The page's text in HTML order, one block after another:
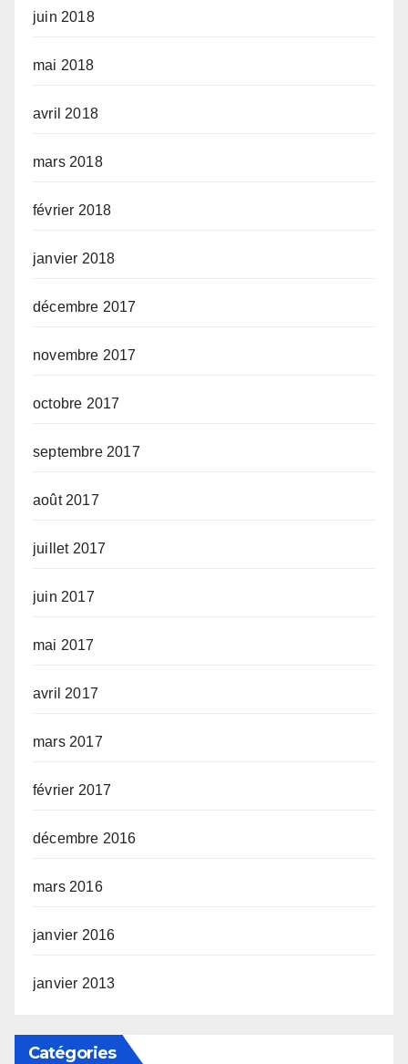
juin 2018
mai 2018
avril 2018
mars 2018
février 2018
janvier 2018
décembre 2017
novembre 2017
octobre 2017
septembre 2017
août 2017
juillet 2017
juin 2017
mai 2017
avril 2017
mars 2017
février 2017
décembre 2016
mars 2016
janvier 2016
janvier 2013
Catégories